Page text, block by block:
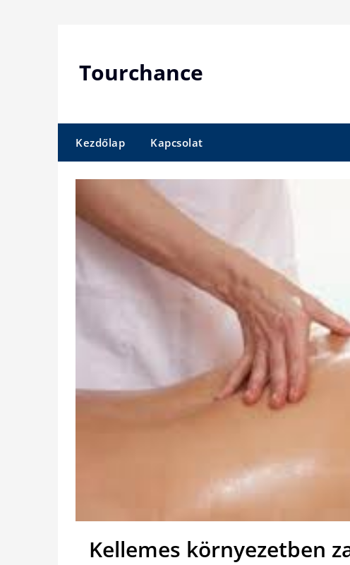
Tourchance
Kezdőlap Kapcsolat
Kellemes környezetben